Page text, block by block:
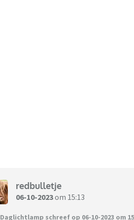
redbulletje
06-10-2023om 15:13
Daglichtlamp schreef op 06-10-2023 om